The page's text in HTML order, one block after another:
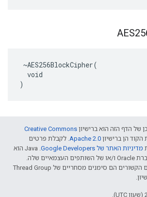
~AES256BlockCipher(
  void
)
של הדף הזה הוא ברישיון Creative Commons
הקוד הן ברישיון Apache 2.0‏. לקבלת פרטים
מדיניות האתר של Google Developers‏
.‏ Java הוא
סימן מסחרי רשום של חברת Oracle ו/או של השותפים העצמאיים שלה.
‫OPENTHREAD והסימנים הקשורים הם סימנים מסחריים של Thread Group